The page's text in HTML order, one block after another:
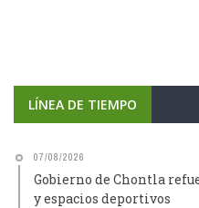
LÍNEA DE TIEMPO
07/08/2026
Gobierno de Chontla
y espacios deportivos